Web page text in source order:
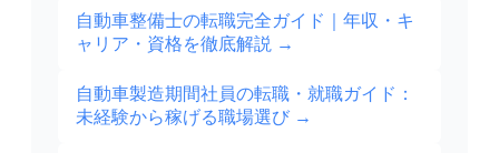
自動車整備士の転職完全ガイド｜年収・キ
ャリア・資格を徹底解説 →
自動車製造期間社員の転職・就職ガイド：
未経験から稼げる職場選び →